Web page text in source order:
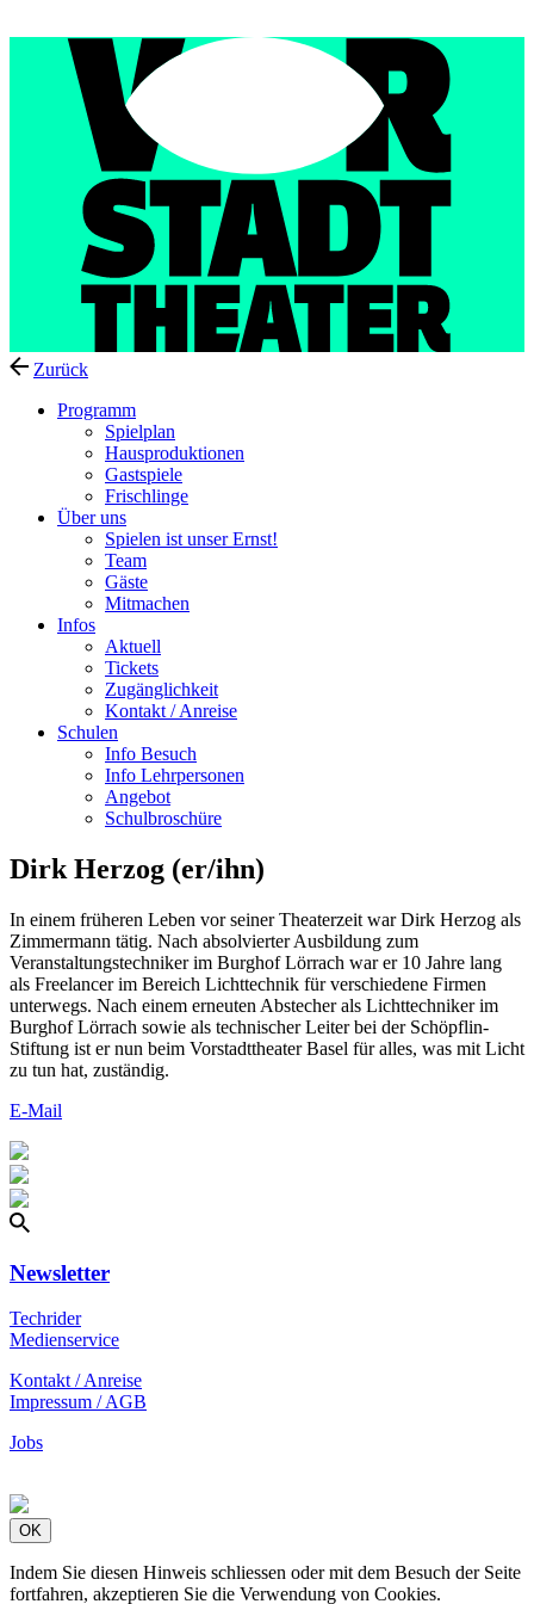
Zurück
Programm
Spielplan
Hausproduktionen
Gastspiele
Frischlinge
Über uns
Spielen ist unser Ernst!
Team
Gäste
Mitmachen
Infos
Aktuell
Tickets
Zugänglichkeit
Kontakt / Anreise
Schulen
Info Besuch
Info Lehrpersonen
Angebot
Schulbroschüre
Dirk Herzog (er/ihn)
In einem früheren Leben vor seiner Theaterzeit war Dirk Herzog als
Zimmermann tätig. Nach absolvierter Ausbildung zum
Veranstaltungstechniker im Burghof Lörrach war er 10 Jahre lang
als Freelancer im Bereich Lichttechnik für verschiedene Firmen
unterwegs. Nach einem erneuten Abstecher als Lichttechniker im
Burghof Lörrach sowie als technischer Leiter bei der Schöpflin-
Stiftung ist er nun beim Vorstadttheater Basel für alles, was mit Licht
zu tun hat, zuständig.
E-Mail
Newsletter
Techrider
Medienservice
Kontakt / Anreise
Impressum / AGB
Jobs
OK
Indem Sie diesen Hinweis schliessen oder mit dem Besuch der Seite
fortfahren, akzeptieren Sie die Verwendung von Cookies.